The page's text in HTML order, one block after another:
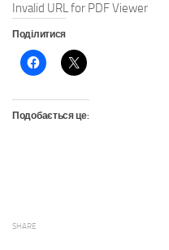
Invalid URL for PDF Viewer
Поділитися
Подобається це:
SHARE